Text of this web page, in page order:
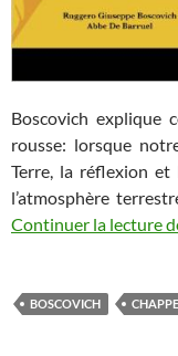
Boscovich explique
rousse: lorsque
Terre, la réflexion
l’atmosphère
Continuer la lecture
BOSCOVICH CHAPPE